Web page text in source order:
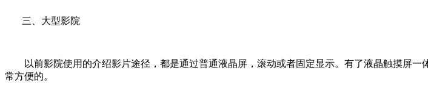
三、大型影院
以前影院使用的介绍影片途径，都是通过普通液晶屏，滚动或者固定显示。有了液晶触摸屏
常方便的。